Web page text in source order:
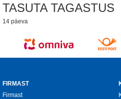
TASUTA TAGASTUS
14 päeva
FIRMAST
Firmast